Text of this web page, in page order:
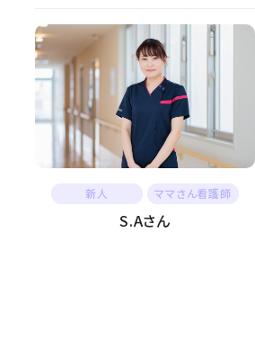
新人 ママさん看護師
S.Aさん